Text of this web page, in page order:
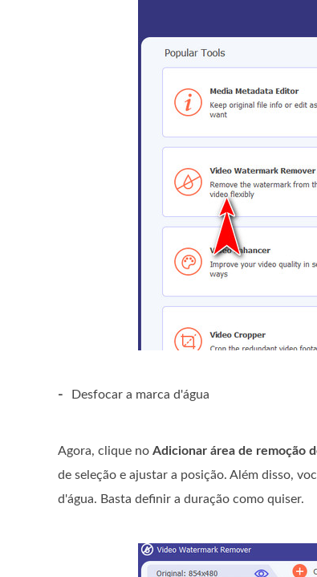
- Desfocar a marca d'água
Agora, clique no Adicionar área de remoção
de seleção e ajustar a posição. Além disso,
d'água. Basta definir a duração como quiser.